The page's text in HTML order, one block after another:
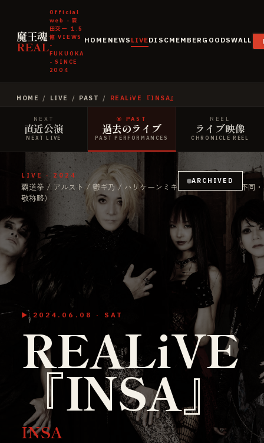
魔王魂
REAL
Official
web - 森
田交一 1.5
億 VIEWS
-
FUKUOKA
- SINCE
2004
HOMENEWSLIVEDISCMEMBERGOODSWALL
HOME / LIVE / PAST / REALiVE 『INSA』
NEXT
直近公演
NEXT LIVE
◉ PAST
過去のライブ
PAST PERFORMANCES
REEL
ライブ映像
CHRONICLE REEL
LIVE · 2024
覇道拳 / アルスト / 鬱ギ乃 / ハリケーンミキサー / 魔王魂（順不同・
敬称略）
▶ 2024.06.08 · SAT
REALiVE
『INSA』
INSA
ARCHIVED